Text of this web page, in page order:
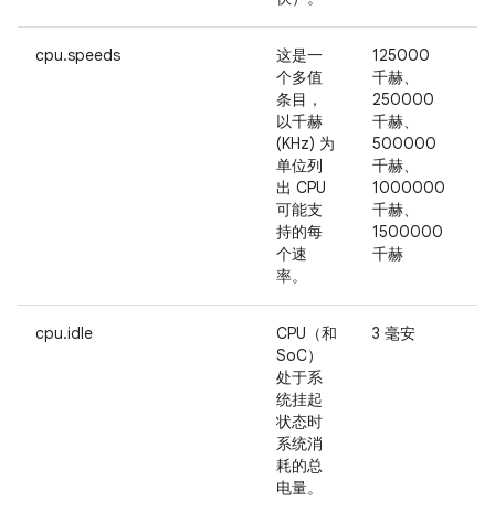
cpu.speeds
这是一
个多值
条目，
以千赫
(KHz) 为
单位列
出 CPU
可能支
持的每
个速
率。
125000
千赫、
250000
千赫、
500000
千赫、
1000000
千赫、
1500000
千赫
cpu.idle
CPU（和
SoC）
处于系
统挂起
状态时
系统消
耗的总
电量。
3 毫安